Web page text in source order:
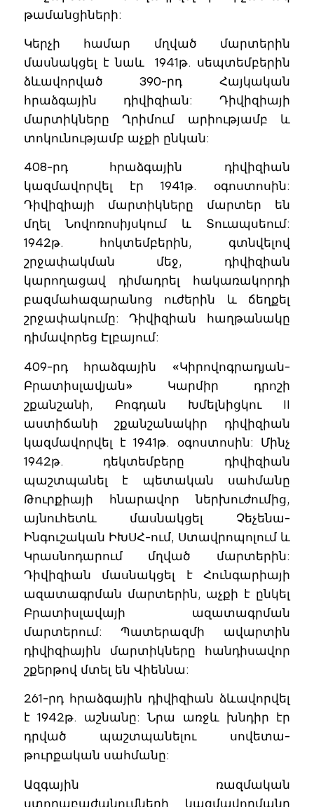
թամանցիների:
Կերչի համար մղված մարտերին
մասնակցել է նաև 1941թ. սեպտեմբերին
ձևավորված 390-րդ Հայկական
հրաձգային դիվիզիան: Դիվիզիայի
մարտիկները Ղրիմում արիությամբ և
տոկունությամբ աչքի ընկան:
408-րդ հրաձգային դիվիզիան
կազմավորվել էր 1941թ. օգոստոսին:
Դիվիզիայի մարտիկները մարտեր են
մղել Նովոռոսիյսկում և Տուապսեում:
1942թ. հոկտեմբերին, գտնվելով
շրջափակման մեջ, դիվիզիան
կարողացավ դիմադրել հակառակորդի
բազմահազարանոց ուժերին և ճեղքել
շրջափակումը: Դիվիզիան հաղթանակը
դիմավորեց Էլբայում:
409-րդ հրաձգային «Կիրովոգրադյան-
Բրատիսլավյան» Կարմիր դրոշի
շքանշանի, Բոգդան Խմելնիցկու II
աստիճանի շքանշանակիր դիվիզիան
կազմավորվել է 1941թ. օգոստոսին: Մինչ
1942թ. դեկտեմբերը դիվիզիան
պաշտպանել է պետական սահմանը
Թուրքիայի հնարավոր ներխուժումից,
այնուհետև մասնակցել Չեչենա-
Ինգուշական ԻԽՍՀ-ում, Ստավրոպոլում և
Կրասնոդարում մղված մարտերին:
Դիվիզիան մասնակցել է Հունգարիայի
ազատագրման մարտերին, աչքի է ընկել
Բրատիսլավայի ազատագրման
մարտերում: Պատերազմի ավարտին
դիվիզիային մարտիկները հանդիսավոր
շքերթով մտել են Վիեննա:
261-րդ հրաձգային դիվիզիան ձևավորվել
է 1942թ. աշնանը: Նրա առջև խնդիր էր
դրված պաշտպանելու սովետա-
թուրքական սահմանը:
Ազգային ռազմական
ստորաբաժանումների կազմավորմանը